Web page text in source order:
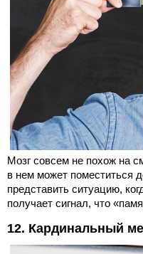
Мозг совсем не похож на
в нем может поместиться
представить ситуацию,
получает сигнал, что
12. Кардинальный